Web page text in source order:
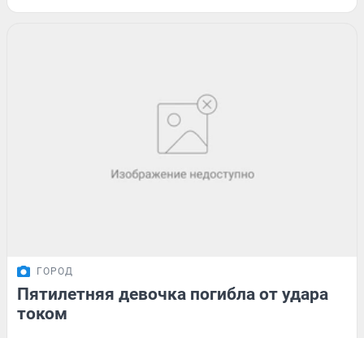
ГОРОД
Пятилетняя девочка погибла от удара
током